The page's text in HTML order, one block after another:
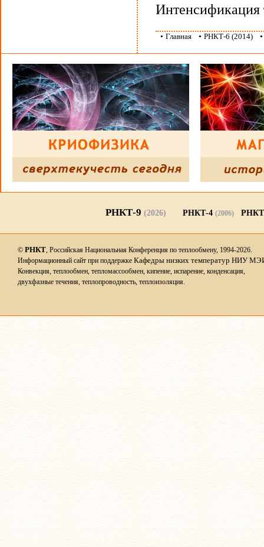
Интенсификация
• Главная • РНКТ-6 (2014)
РНКТ-9 (2026) РНКТ-4 (2006)
© РНКТ, Российская Национальная Конференция по теплообмену, 1994-2026.
Информационный сайт при поддержке Кафедры низких температур НИУ
Конвекция, теплообмен, тепломассообмен, кипение, испарение, конденсация,
двухфазные течения, теплопроводность, теплоизоляция.